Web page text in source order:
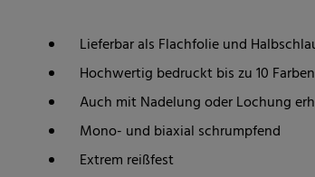
Lieferbar als Flachfolie und
Hochwertig bedruckt bis zu 10 Farben
Auch mit Nadelung oder Lochung
Mono- und biaxial schrumpfend
Extrem reißfest